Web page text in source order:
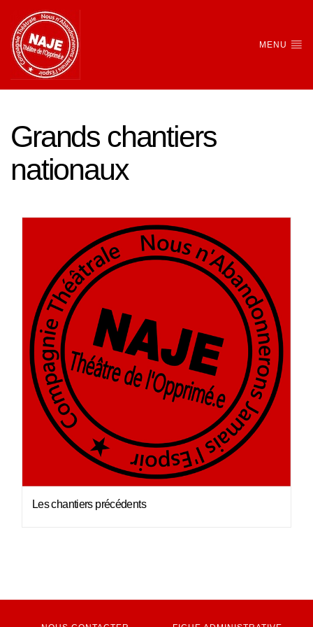
MENU
Grands chantiers
nationaux
Les chantiers précédents